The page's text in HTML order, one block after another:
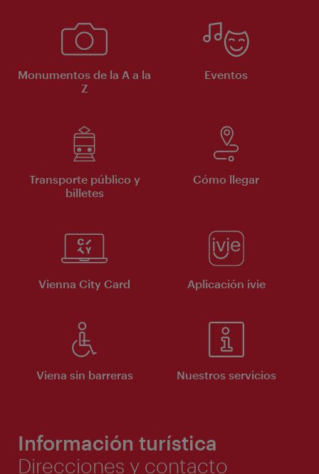
Monumentos de la A a la
Z
Eventos
Transporte público y
billetes
Cómo llegar
Vienna City Card Aplicación ivie
Viena sin barreras Nuestros servicios
Información turística
Direcciones y contacto